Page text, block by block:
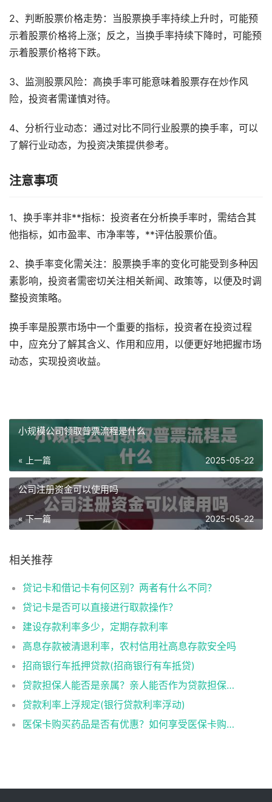
2、判断股票价格走势：当股票换手率持续上升时，可能预
示着股票价格将上涨；反之，当换手率持续下降时，可能预
示着股票价格将下跌。
3、监测股票风险：高换手率可能意味着股票存在炒作风
险，投资者需谨慎对待。
4、分析行业动态：通过对比不同行业股票的换手率，可以
了解行业动态，为投资决策提供参考。
注意事项
1、换手率并非**指标：投资者在分析换手率时，需结合其
他指标，如市盈率、市净率等，**评估股票价值。
2、换手率变化需关注：股票换手率的变化可能受到多种因
素影响，投资者需密切关注相关新闻、政策等，以便及时调
整投资策略。
换手率是股票市场中一个重要的指标，投资者在投资过程
中，应充分了解其含义、作用和应用，以便更好地把握市场
动态，实现投资收益。
小规模公司领取普票流程是什么
« 上一篇 2025-05-22
公司注册资金可以使用吗
« 下一篇 2025-05-22
相关推荐
贷记卡和借记卡有何区别？两者有什么不同？
贷记卡是否可以直接进行取款操作？
建设存款利率多少，定期存款利率
高息存款被清退利率，农村信用社高息存款安全吗
招商银行车抵押贷款(招商银行有车抵贷)
贷款担保人能否是亲属？亲人能否作为贷款担保人？
贷款利率上浮规定(银行贷款利率浮动)
医保卡购买药品是否有优惠？如何享受医保卡购药优惠？